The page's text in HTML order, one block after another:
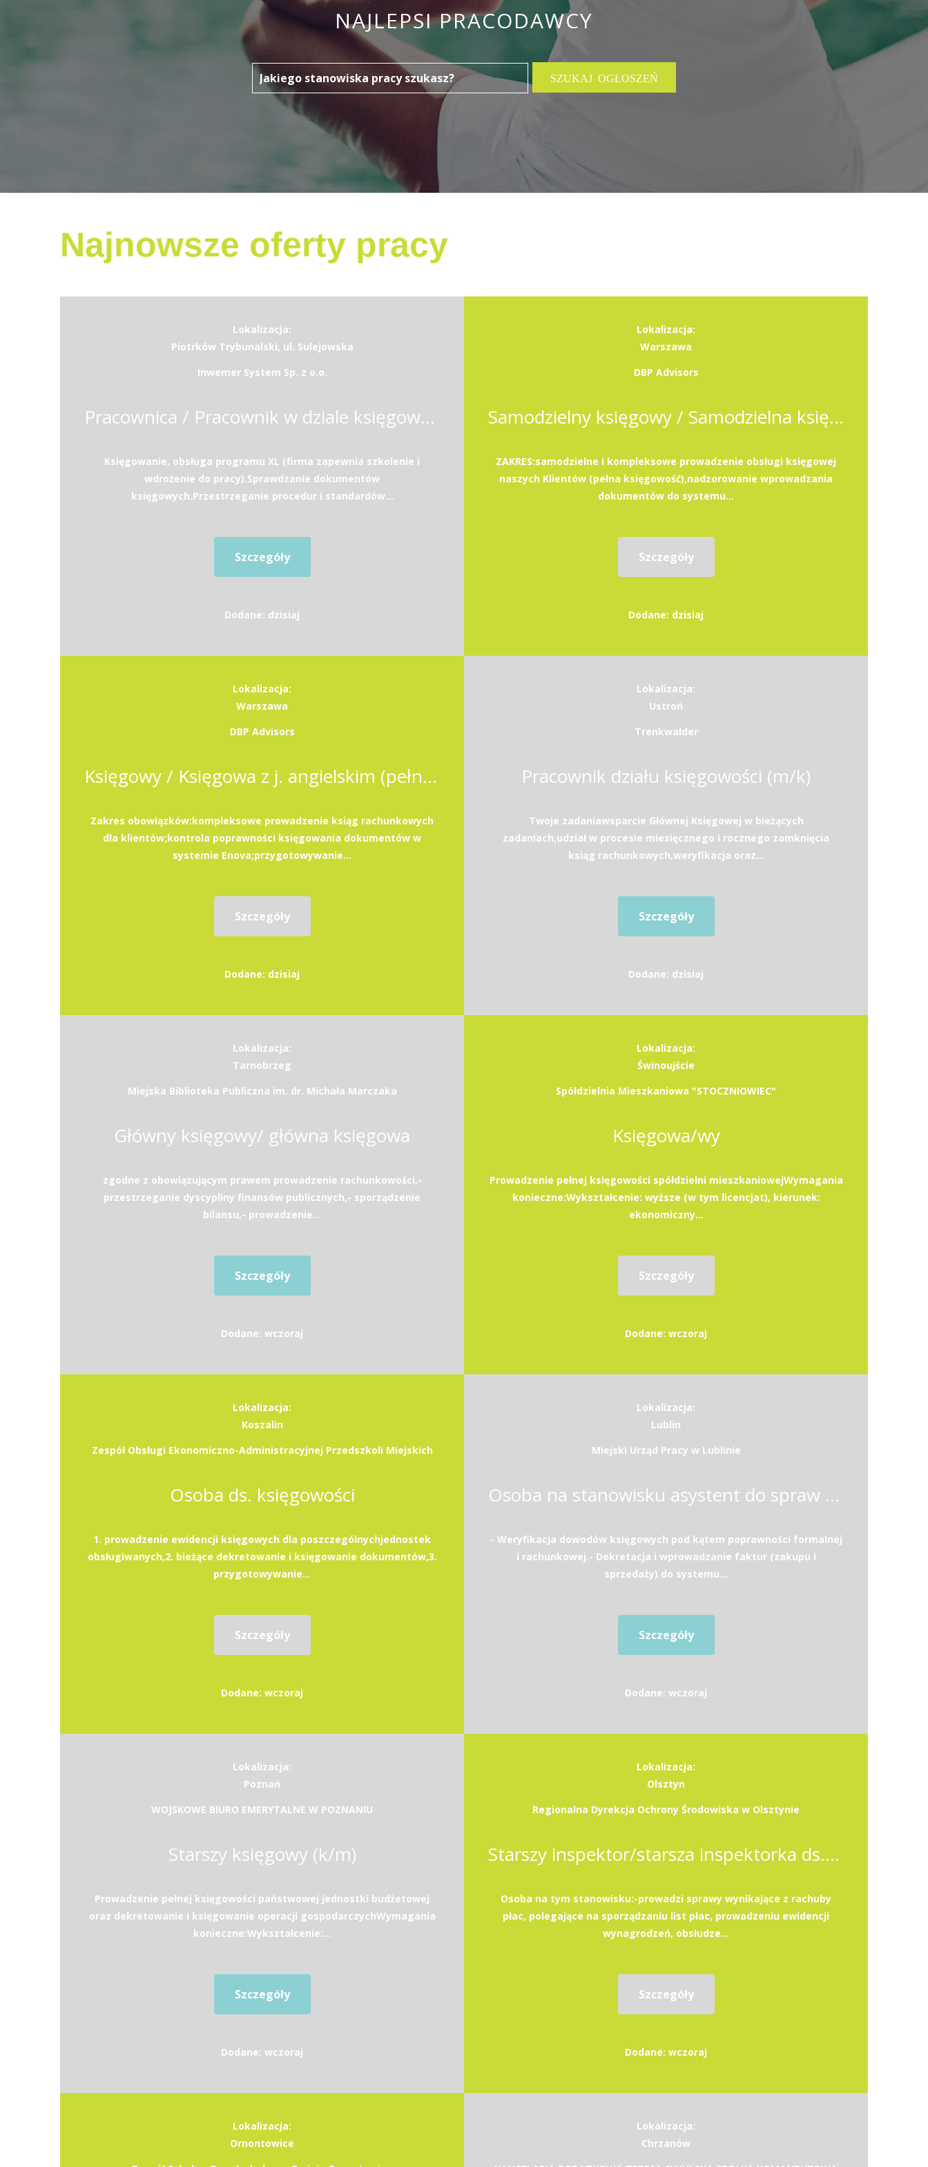
NAJLEPSI PRACODAWCY
Najnowsze oferty pracy
Lokalizacja:
Piotrków Trybunalski, ul. Sulejowska
Inwemer System Sp. z o.o.
Pracownica / Pracownik w dziale księgowości
Księgowanie, obsługa programu XL (firma zapewnia szkolenie i
wdrożenie do pracy).Sprawdzanie dokumentów
księgowych.Przestrzeganie procedur i standardów...
Szczegóły
Dodane: dzisiaj
Lokalizacja:
Warszawa
DBP Advisors
Samodzielny księgowy / Samodzielna księgowa ze znajomością jęz. angielskiego
ZAKRES:samodzielne i kompleksowe prowadzenie obsługi księgowej
naszych Klientów (pełna księgowość),nadzorowanie wprowadzania
dokumentów do systemu...
Szczegóły
Dodane: dzisiaj
Lokalizacja:
Warszawa
DBP Advisors
Księgowy / Księgowa z j. angielskim (pełna księgowość)
Zakres obowiązków:kompleksowe prowadzenie ksiąg rachunkowych
dla klientów;kontrola poprawności księgowania dokumentów w
systemie Enova;przygotowywanie...
Szczegóły
Dodane: dzisiaj
Lokalizacja:
Ustroń
Trenkwalder
Pracownik działu księgowości (m/k)
Twoje zadaniawsparcie Głównej Księgowej w bieżących
zadaniach,udział w procesie miesięcznego i rocznego zamknięcia
ksiąg rachunkowych,weryfikacja oraz...
Szczegóły
Dodane: dzisiaj
Lokalizacja:
Tarnobrzeg
Miejska Biblioteka Publiczna im. dr. Michała Marczaka
Główny księgowy/ główna księgowa
zgodne z obowiązującym prawem prowadzenie rachunkowości,-
przestrzeganie dyscypliny finansów publicznych,- sporządzenie
bilansu,- prowadzenie...
Szczegóły
Dodane: wczoraj
Lokalizacja:
Świnoujście
Spółdzielnia Mieszkaniowa "STOCZNIOWIEC"
Księgowa/wy
Prowadzenie pełnej księgowości spółdzielni mieszkaniowejWymagania
konieczne:Wykształcenie: wyższe (w tym licencjat), kierunek:
ekonomiczny...
Szczegóły
Dodane: wczoraj
Lokalizacja:
Koszalin
Zespół Obsługi Ekonomiczno-Administracyjnej Przedszkoli Miejskich
Osoba ds. księgowości
1. prowadzenie ewidencji księgowych dla poszczególnychjednostek
obsługiwanych,2. bieżące dekretowanie i księgowanie dokumentów,3.
przygotowywanie...
Szczegóły
Dodane: wczoraj
Lokalizacja:
Lublin
Miejski Urząd Pracy w Lublinie
Osoba na stanowisku asystent do spraw księgowości
- Weryfikacja dowodów księgowych pod kątem poprawności formalnej
i rachunkowej.- Dekretacja i wprowadzanie faktur (zakupu i
sprzedaży) do systemu...
Szczegóły
Dodane: wczoraj
Lokalizacja:
Poznań
WOJSKOWE BIURO EMERYTALNE W POZNANIU
Starszy księgowy (k/m)
Prowadzenie pełnej księgowości państwowej jednostki budżetowej
oraz dekretowanie i księgowanie operacji gospodarczychWymagania
konieczne:Wykształcenie:...
Szczegóły
Dodane: wczoraj
Lokalizacja:
Olsztyn
Regionalna Dyrekcja Ochrony Środowiska w Olsztynie
Starszy inspektor/starsza inspektorka ds. obsługi finansowo-księgowej, rozliczania płac i ubezpieczeń społecznych w zespole budżetu i finansów
Osoba na tym stanowisku:-prowadzi sprawy wynikające z rachuby
płac, polegające na sporządzaniu list płac, prowadzeniu ewidencji
wynagrodzeń, obsłudze...
Szczegóły
Dodane: wczoraj
Lokalizacja:
Ornontowice
Lokalizacja:
Chrzanów